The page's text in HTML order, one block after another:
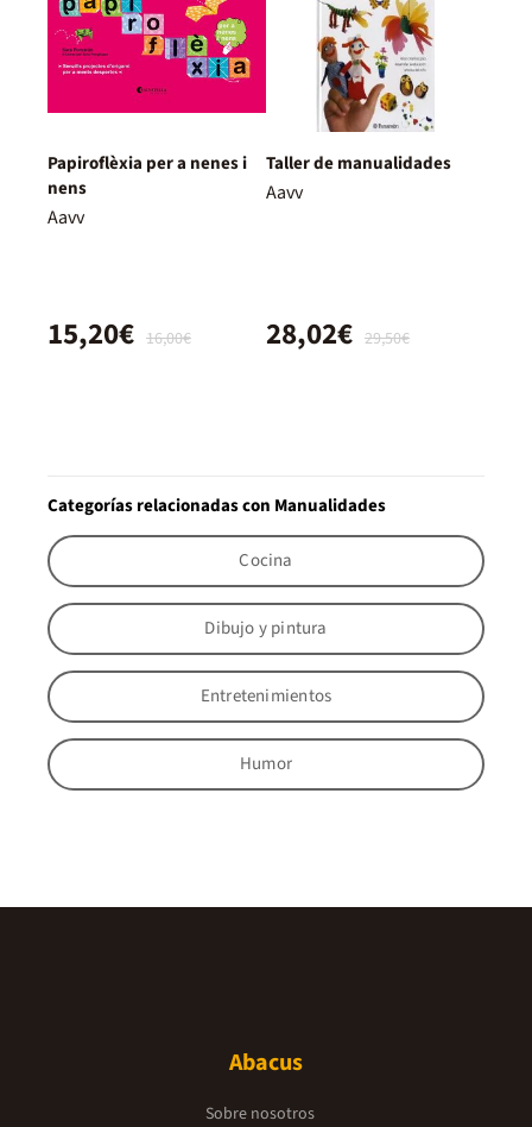
Papiroflèxia per a nenes i
nens
Aavv
16,00€
15,20€
Taller de manualidades
Aavv
29,50€
28,02€
Categorías relacionadas con Manualidades
Cocina
Dibujo y pintura
Entretenimientos
Humor
Abacus
Sobre nosotros